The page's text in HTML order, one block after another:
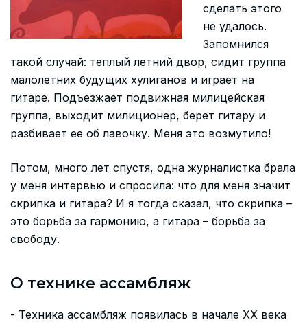
сделать этого
не удалось.
Запомнился
такой случай: теплый летний двор, сидит группа
малолетних будущих хулиганов и играет на
гитаре. Подъезжает подвижная милицейская
группа, выходит милиционер, берет гитару и
разбивает ее об лавочку. Меня это возмутило!
Потом, много лет спустя, одна журналистка брала
у меня интервью и спросила: что для меня значит
скрипка и гитара? И я тогда сказал, что скрипка –
это борьба за гармонию, а гитара – борьба за
свободу.
О технике ассамбляж
- Техника ассамбляж появилась в начале ХХ века